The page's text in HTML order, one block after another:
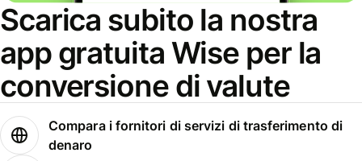
Scarica subito la nostra
app gratuita Wise per la
conversione di valute
Compara i fornitori di servizi di trasferimento di
denaro